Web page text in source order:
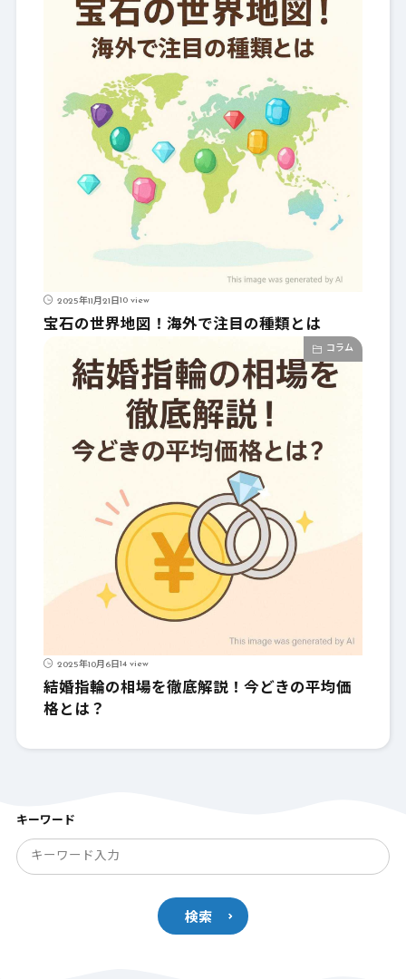
2025年11月21日10 view
宝石の世界地図！海外で注目の種類とは
コラム
2025年10月6日14 view
結婚指輪の相場を徹底解説！今どきの平均価
格とは？
キーワード
検索